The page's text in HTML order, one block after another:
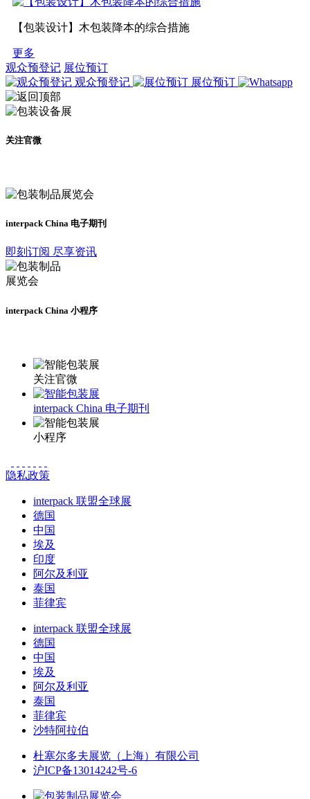
【包装设计】木包装降本的综合措施
更多
观众预登记 展位预订
观众预登记
展位预订
关注官微
interpack China 电子期刊
即刻订阅 尽享资讯
interpack China 小程序
关注官微
interpack China 电子期刊
小程序
隐私政策
interpack 联盟全球展
德国
中国
埃及
印度
阿尔及利亚
泰国
菲律宾
interpack 联盟全球展
德国
中国
埃及
阿尔及利亚
泰国
菲律宾
沙特阿拉伯
杜塞尔多夫展览（上海）有限公司
沪ICP备13014242号-6